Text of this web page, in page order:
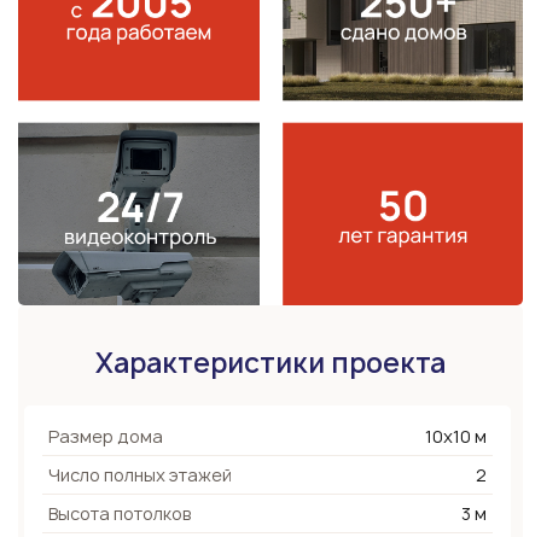
Характеристики проекта
Размер дома
10х10 м
Число полных этажей
2
Высота потолков
3 м